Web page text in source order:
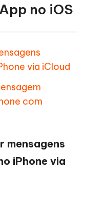
no iOS
via iCloud
com
mensagens
iPhone via